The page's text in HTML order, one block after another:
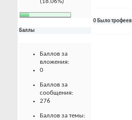
(18.06%)
Баллы
Баллов за
вложения:
0
Баллов за
сообщения:
276
Баллов за темы:
0 Было трофеев